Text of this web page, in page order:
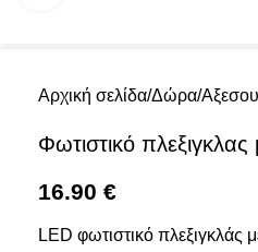
Αρχική σελίδα Δώρα
Φωτιστικό
16.90 €
LED φωτιστικό πλεξιγκλάς